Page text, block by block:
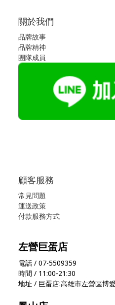
關於我們
品牌故事
品牌精神
團隊成員
顧客服務
常見問題
運送政策
付款服務方式
左營巨蛋店
電話 / 07-5509359
時間 / 11:00-21:30
地址 / 巨蛋店:高雄市左營區博